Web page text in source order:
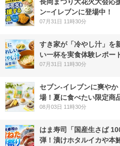
ン−イレブンに登場中！
07月31日 11時30分
すき家が「冷やし汁」を
い一杯を実食体験レポー
07月31日 11時30分
セブン‐イレブンに爽や
場！夏に食べたい限定商
08月03日 11時30分
はま寿司「国産生さば
弾！漬けホタルイカや本